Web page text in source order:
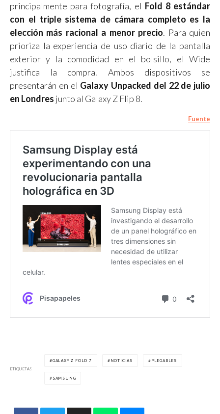
principalmente para fotografía, el Fold 8 estándar
con el triple sistema de cámara completo es la
elección más racional a menor precio. Para quien
prioriza la experiencia de uso diario de la pantalla
exterior y la comodidad en el bolsillo, el Wide
justifica la compra. Ambos dispositivos se
presentarán en el Galaxy Unpacked del 22 de julio
en Londres junto al Galaxy Z Flip 8.
Fuente
ETIQUETAS
GALAXY Z FOLD 7 NOTICIAS PLEGABLES
SAMSUNG